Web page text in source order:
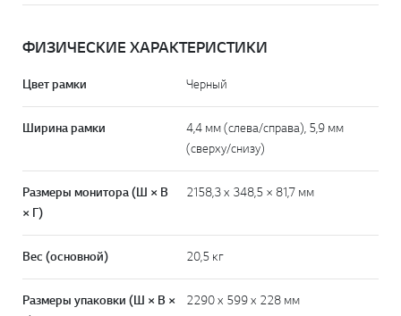
ФИЗИЧЕСКИЕ ХАРАКТЕРИСТИКИ
Цвет рамки Черный
Ширина рамки
4,4 мм (слева/справа), 5,9 мм
(сверху/снизу)
Размеры монитора (Ш × В
× Г)
2158,3 x 348,5 × 81,7 мм
Вес (основной) 20,5 кг
Размеры упаковки (Ш × В ×
2290 x 599 x 228 мм